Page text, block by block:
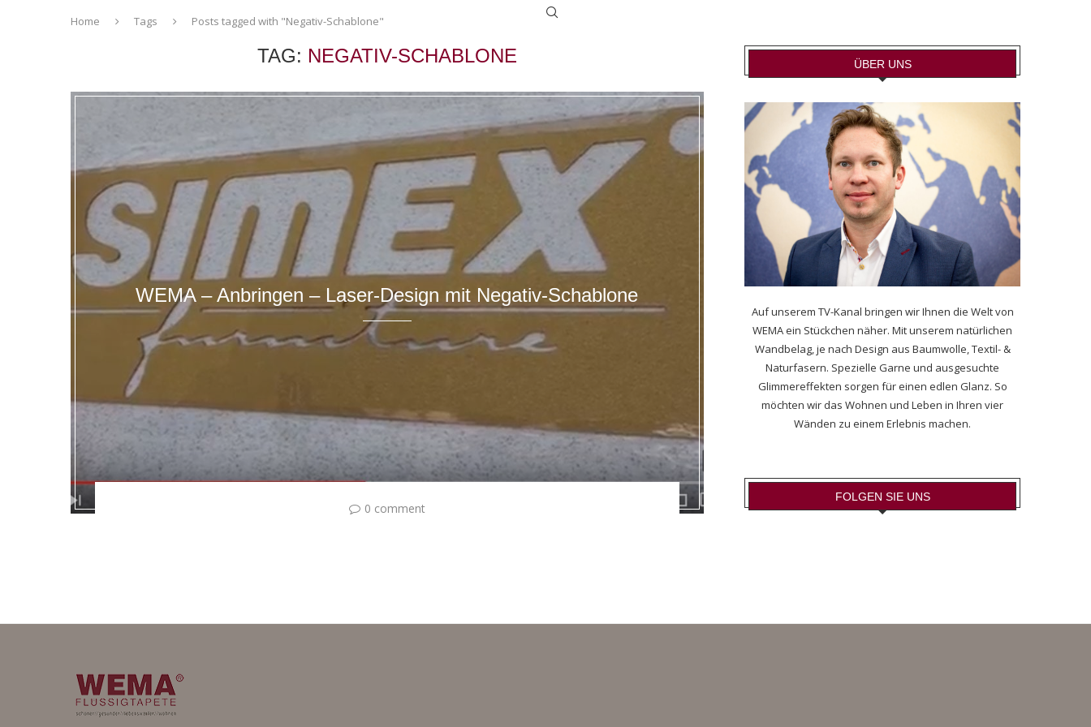
Home Tags Posts tagged with "Negativ-Schablone"
TAG: NEGATIV-SCHABLONE
WEMA – Anbringen – Laser-Design mit Negativ-Schablone
0 comment
ÜBER UNS
Auf unserem TV-Kanal bringen wir Ihnen die Welt von
WEMA ein Stückchen näher. Mit unserem natürlichen
Wandbelag, je nach Design aus Baumwolle, Textil- &
Naturfasern. Spezielle Garne und ausgesuchte
Glimmereffekten sorgen für einen edlen Glanz. So
möchten wir das Wohnen und Leben in Ihren vier
Wänden zu einem Erlebnis machen.
FOLGEN SIE UNS